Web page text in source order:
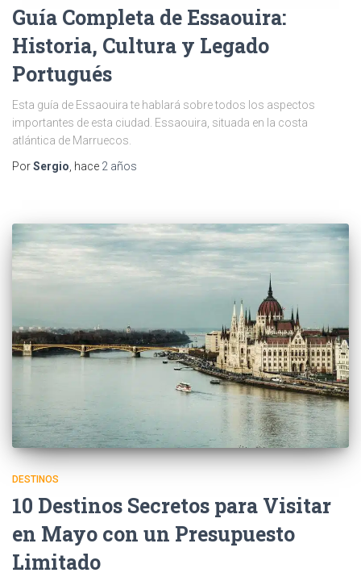
Guía Completa de Essaouira:
Historia, Cultura y Legado
Portugués
Esta guía de Essaouira te hablará sobre todos los aspectos
importantes de esta ciudad. Essaouira, situada en la costa
atlántica de Marruecos.
PorSergio , hace 2 años
DESTINOS
10 Destinos Secretos para Visitar
en Mayo con un Presupuesto
Limitado